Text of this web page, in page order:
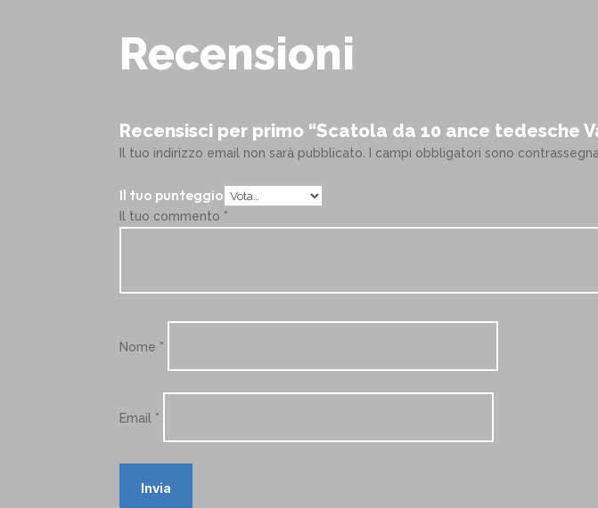
Recensioni
Recensisci per primo “Scatola da 10 ance tedesche
Il tuo indirizzo email non sarà pubblicato. I campi obbligatori sono
Il tuo punteggio
Il tuo commento *
Nome *
Email *
Invia